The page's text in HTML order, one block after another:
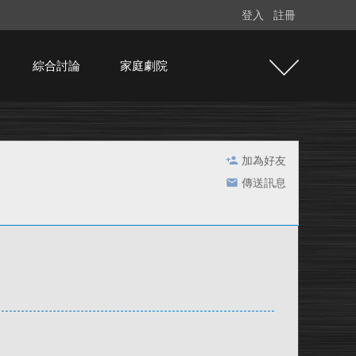
登入 註冊
綜合討論 家庭劇院
加為好友
傳送訊息